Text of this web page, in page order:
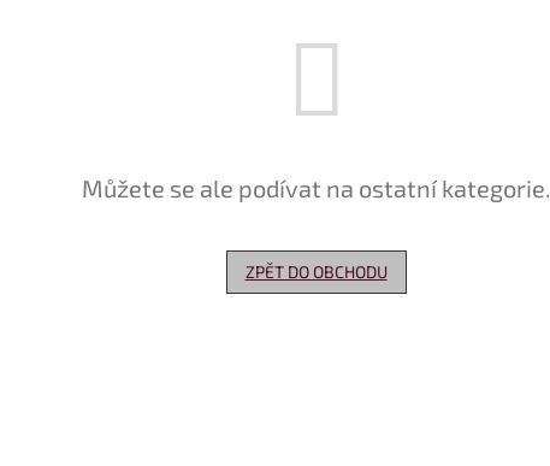
Můžete se ale podívat na ostatní kategorie.
ZPĚT DO OBCHODU